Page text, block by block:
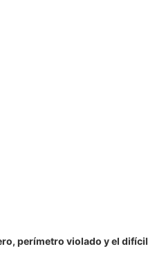
perímetro violado y el difícil